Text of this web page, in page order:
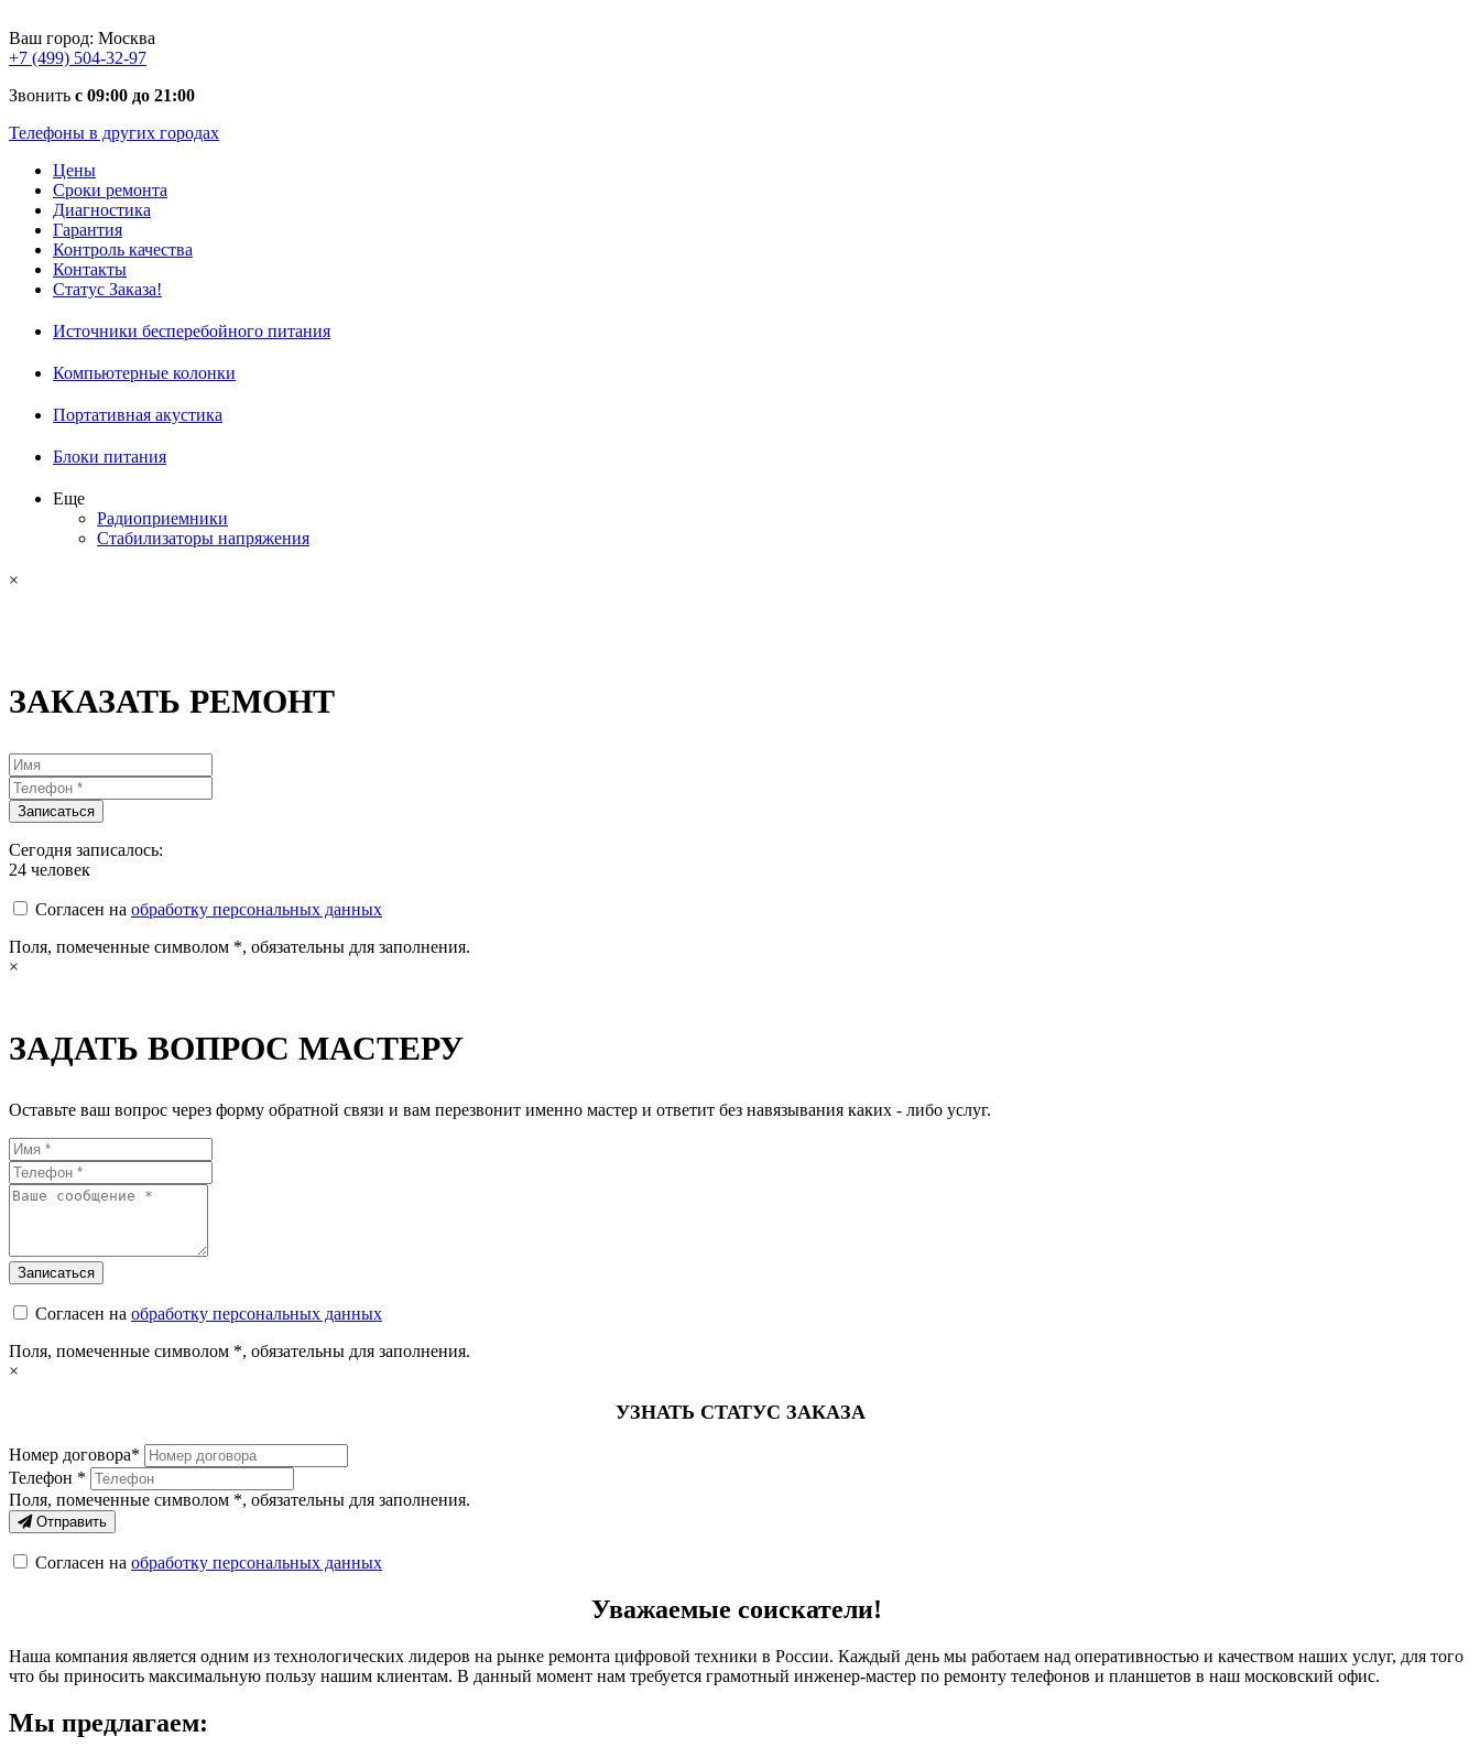
Ваш город: Москва
+7 (499) 504-32-97
Звонить с 09:00 до 21:00
Телефоны в других городах
Цены
Сроки ремонта
Диагностика
Гарантия
Контроль качества
Контакты
Статус Заказа!
Источники бесперебойного питания
Компьютерные колонки
Портативная акустика
Блоки питания
Еще
Радиоприемники
Стабилизаторы напряжения
×
ЗАКАЗАТЬ РЕМОНТ
Сегодня записалось:
24 человек
Согласен на обработку персональных данных
Поля, помеченные символом *, обязательны для заполнения.
×
ЗАДАТЬ ВОПРОС МАСТЕРУ
Оставьте ваш вопрос через форму обратной связи и вам перезвонит именно мастер и ответит без навязывания каких - либо услуг.
Согласен на обработку персональных данных
Поля, помеченные символом *, обязательны для заполнения.
×
УЗНАТЬ СТАТУС ЗАКАЗА
Номер договора*
Телефон *
Поля, помеченные символом *, обязательны для заполнения.
Отправить
Согласен на обработку персональных данных
Уважаемые соискатели!
Наша компания является одним из технологических лидеров на рынке ремонта цифровой техники в России. Каждый день мы работаем над оперативностью и качеством наших услуг, для того
что бы приносить максимальную пользу нашим клиентам. В данный момент нам требуется грамотный инженер-мастер по ремонту телефонов и планшетов в наш московский офис.
Мы предлагаем: